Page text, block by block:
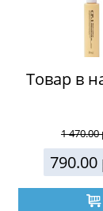
Товар в
1 470.00
790.00